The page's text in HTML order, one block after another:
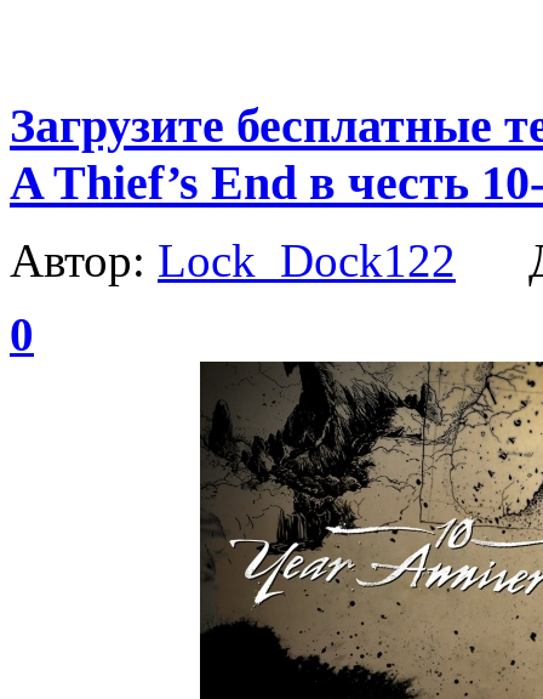
Загрузите бесплатные
A Thief’s End в честь
Автор: Lock_Dock122
0